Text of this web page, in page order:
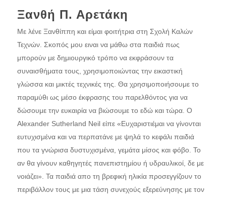
Ξανθή Π. Αρετάκη
Με λένε Ξανθίππη και είμαι φοιτήτρια στη Σχολή Καλών
Τεχνών. Σκοπός μου ειναι να μάθω στα παιδιά πως
μπορούν με δημιουργικό τρόπο να εκφράσουν τα
συναισθήματα τους, χρησιμοποιώντας την εικαστική
γλώσσα και μικτές τεχνικές της. Θα χρησιμοποιήσουμε το
παραμύθι ως μέσο έκφρασης του παρελθόντος για να
δώσουμε την ευκαιρία να βιώσουμε το εδώ και τώρα. O
Alexander Sutherland Neil είπε «Ευχαριστιέμαι να γίνονται
ευτυχισμένα και να περπατάνε με ψηλά το κεφάλι παιδιά
που τα γνώρισα δυστυχισμένα, γεμάτα μίσος και φόβο. Το
αν θα γίνουν καθηγητές πανεπιστημίου ή υδραυλικοί, δε με
νοιάζει». Τα παιδιά απο τη βρεφική ηλικία προσεγγίζουν το
περιβάλλον τους με μια τάση συνεχούς εξερεύνησης με τον